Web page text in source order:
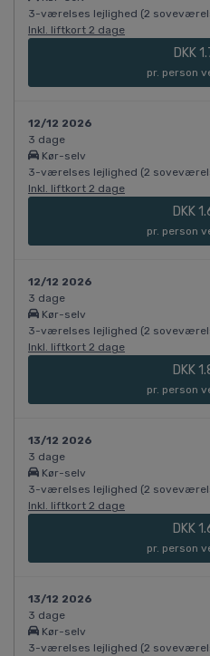
3-værelses lejlighed (2
Inkl. liftkort 2 dage
DKK
pr. person
12/12 2026
3 dage
Kør-selv
3-værelses lejlighed (2
Inkl. liftkort 2 dage
DKK
pr. person
12/12 2026
3 dage
Kør-selv
3-værelses lejlighed (2
Inkl. liftkort 2 dage
DKK
pr. person
13/12 2026
3 dage
Kør-selv
3-værelses lejlighed (2
Inkl. liftkort 2 dage
DKK
pr. person
13/12 2026
3 dage
Kør-selv
3-værelses lejlighed (2